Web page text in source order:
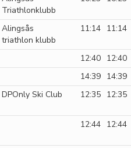
Triathlonklubb
Alingsås
triathlon klubb
11:14 11:14
12:40 12:40
14:39 14:39
DPOnly Ski Club 12:35 12:35
12:44 12:44